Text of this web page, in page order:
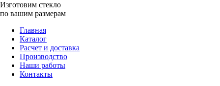
Изготовим стекло
по вашим размерам
Главная
Каталог
Расчет и доставка
Производство
Наши работы
Контакты